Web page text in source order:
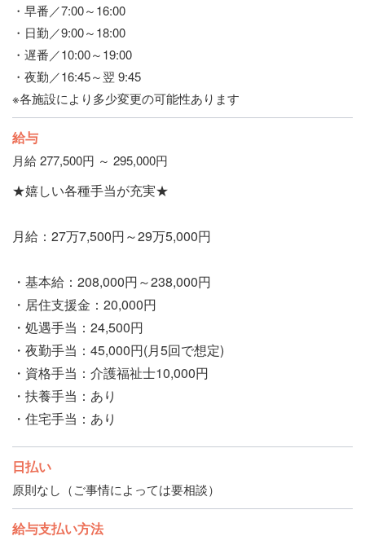
・早番／7:00～16:00
・日勤／9:00～18:00
・遅番／10:00～19:00
・夜勤／16:45～翌 9:45
※各施設により多少変更の可能性あります
給与
月給 277,500円 ～ 295,000円
★嬉しい各種手当が充実★
月給：27万7,500円～29万5,000円
・基本給：208,000円～238,000円
・居住支援金：20,000円
・処遇手当：24,500円
・夜勤手当：45,000円(月5回で想定)
・資格手当：介護福祉士10,000円
・扶養手当：あり
・住宅手当：あり
日払い
原則なし（ご事情によっては要相談）
給与支払い方法